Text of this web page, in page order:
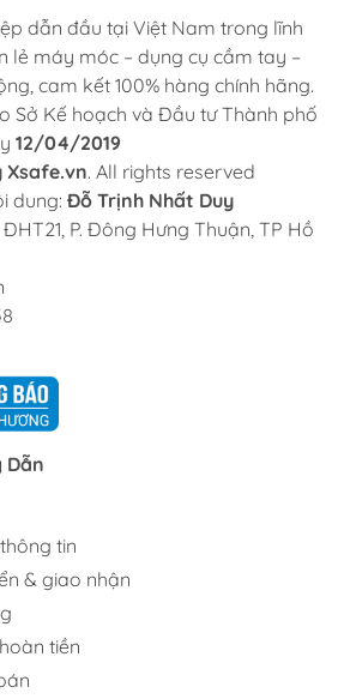
dẫn đầu tại Việt Nam trong lĩnh
lẻ máy móc – dụng cụ cầm tay –
cam kết 100% hàng chính hãng.
Sở Kế hoạch và Đầu tư Thành phố
12/04/2019
Xsafe.vn. All rights reserved
dung: Đỗ Trịnh Nhất Duy
P. Đông Hưng Thuận, TP Hồ
Dẫn
tin
& giao nhận
tiền